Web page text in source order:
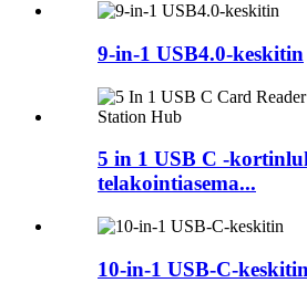
9-in-1 USB4.0-keskitin
5 in 1 USB C -
telakointiasema...
10-in-1 USB-C-keskitin